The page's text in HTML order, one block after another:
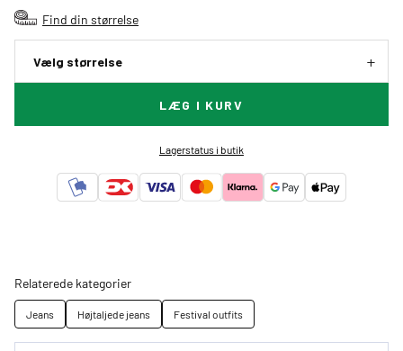
Find din størrelse
Vælg størrelse
LÆG I KURV
Lagerstatus i butik
Relaterede kategorier
Jeans Højtaljede jeans Festival outfits